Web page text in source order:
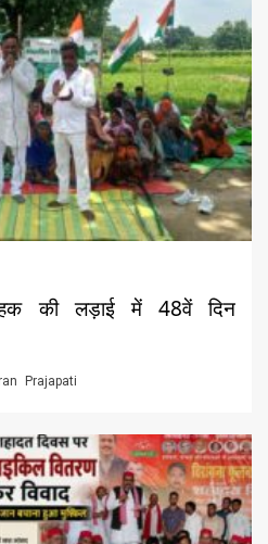
की लड़ाई में 48वें दिन
Prajapati